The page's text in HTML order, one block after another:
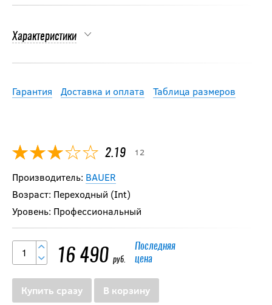
Характеристики
Гарантия Доставка и оплата Таблица размеров
2.19 12
Производитель: BAUER
Возраст: Переходный (Int)
Уровень: Профессиональный
16 490 руб.
Последняя
цена
Купить сразу В корзину